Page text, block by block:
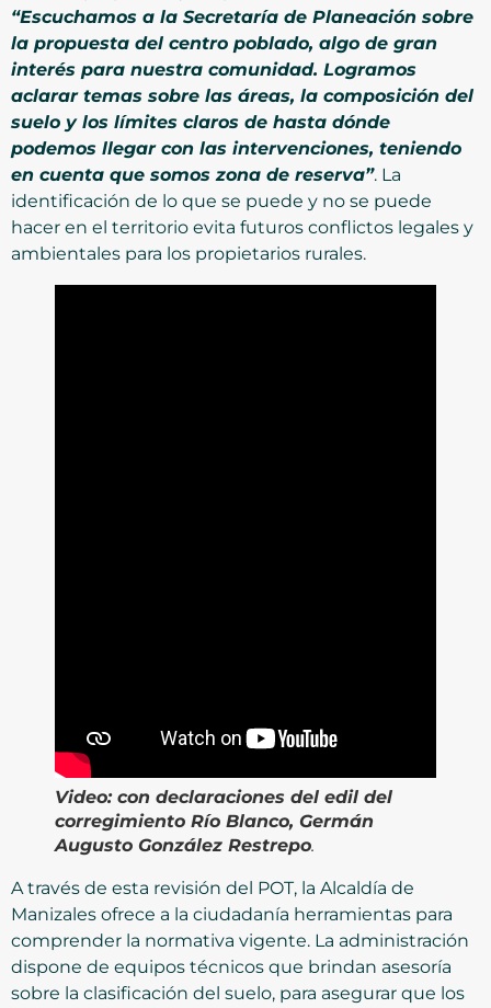
“Escuchamos a la Secretaría de Planeación sobre
la propuesta del centro poblado, algo de gran
interés para nuestra comunidad. Logramos
aclarar temas sobre las áreas, la composición del
suelo y los límites claros de hasta dónde
podemos llegar con las intervenciones, teniendo
en cuenta que somos zona de reserva”. La
identificación de lo que se puede y no se puede
hacer en el territorio evita futuros conflictos legales y
ambientales para los propietarios rurales.
Video: con declaraciones del edil del
corregimiento Río Blanco, Germán
Augusto González Restrepo.
A través de esta revisión del POT, la Alcaldía de
Manizales ofrece a la ciudadanía herramientas para
comprender la normativa vigente. La administración
dispone de equipos técnicos que brindan asesoría
sobre la clasificación del suelo, para asegurar que los